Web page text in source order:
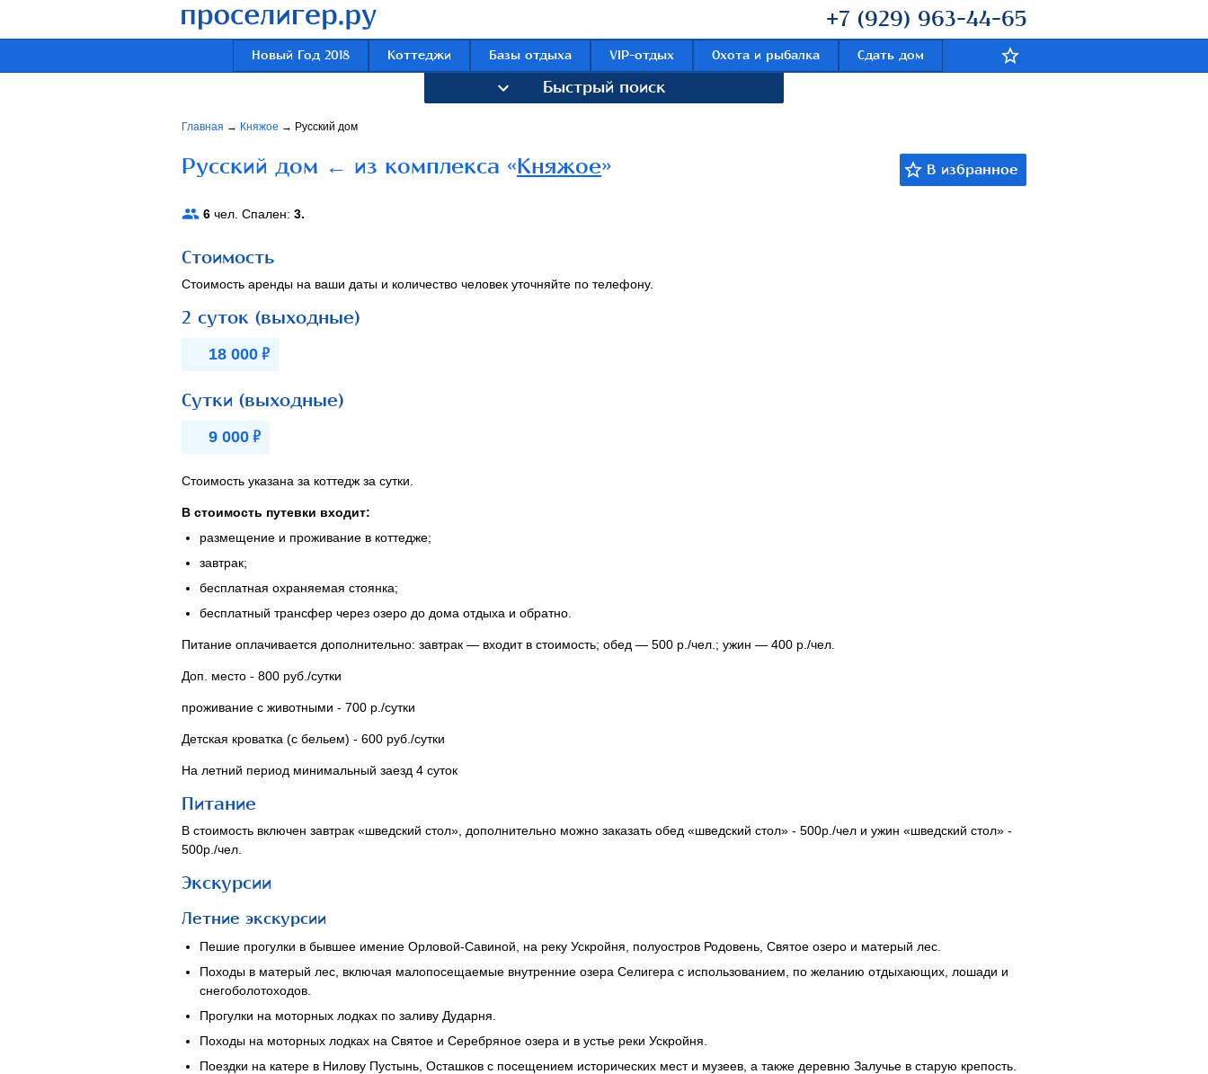
+7 (929) 963-44-65
Новый Год 2018 Коттеджи Базы отдыха VIP-отдых Охота и рыбалка Сдать дом
Быстрый поиск
Главная → Княжое → Русский дом
Русский дом ← из комплекса «Княжое»
6 чел. Спален: 3.
Стоимость
Стоимость аренды на ваши даты и количество человек уточняйте по телефону.
2 суток (выходные)
18 000 Р
Сутки (выходные)
9 000 Р
Стоимость указана за коттедж за сутки.
В стоимость путевки входит:
размещение и проживание в коттедже;
завтрак;
бесплатная охраняемая стоянка;
бесплатный трансфер через озеро до дома отдыха и обратно.
Питание оплачивается дополнительно: завтрак — входит в стоимость; обед — 500 р./чел.; ужин — 400 р./чел.
Доп. место - 800 руб./сутки
проживание с животными - 700 р./сутки
Детская кроватка (с бельем) - 600 руб./сутки
На летний период минимальный заезд 4 суток
Питание
В стоимость включен завтрак «шведский стол», дополнительно можно заказать обед «шведский стол» - 500р./чел и ужин «шведский стол» -
500р./чел.
Экскурсии
Летние экскурсии
Пешие прогулки в бывшее имение Орловой-Савиной , на реку Ускройня, полуостров Родовень, Святое озеро и матерый лес.
Походы в матерый лес, включая малопосещаемые внутренние озера Селигера с использованием, по желанию отдыхающих, лошади и
снегоболотоходов.
Прогулки на моторных лодках по заливу Дударня.
Походы на моторных лодках на Святое и Серебряное озера и в устье реки Ускройня.
Поездки на катере в Нилову Пустынь, Осташков с посещением исторических мест и музеев, а также деревню Залучье в старую крепость.